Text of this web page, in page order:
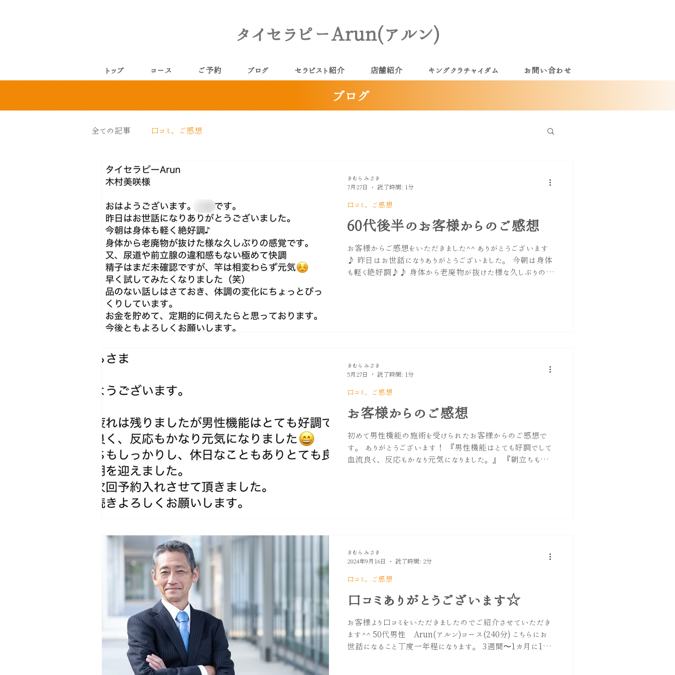
タイセラピーArun(アルン)
トップ コース ご予約 ブログ セラピスト紹介 店舗紹介 キングクラチャイダム お問い合わせ
ブログ
全ての記事 口コミ、ご感想
60代後半のお客様からのご感想
お客様からご感想をいただきました^^ ありがとうございます
♪ 昨日はお世話になりありがとうございました。 今朝は身体
も軽く絶好調♪♪ 身体から老廃物が抜けた様な久しぶりの感
若々しく元気でいたい！』という方が1人でも増えたら嬉しく
思います。 ・疲れにくい身体をつくりたい ・仕事を元気に続
けたい ・趣味や旅行を楽しみたい ・パートナーとの時間を
大切にしたい ・生涯現役でいたい 健康は１日にしてなら
ず。 一緒に健康なこころとからだを育てていきましょう！ ※
陰茎に触れる施術は行なっておりません
口コミ、ご感想
きむら みさき
7月27日
読了時間: 1分
お客様からのご感想
初めて男性機能の施術を受けられたお客様からのご感想で
す。 ありがとうございます！ 『男性機能はとても好調でして
血流良く、反応もかなり元気になりました。』 『朝立ちもしっ
『あんなに効くと思わなかった』 『効果は持続しています』
とのお言葉をいただきました♪ もちろん効果の感じ方には個
人差があります。基本的には1度で根本的に変わるものでは
なく、継続的なメンテナンスと生活習慣の見直しも大切で
す。 ・疲れやストレスで活力が落ちてきた ・なんとなく不調
を感じる ・いつまでも元気でありたい そんな男性のための活
力メンテナンスサロンとして、今後も心を込めて精一杯施術し
てまい
口コミ、ご感想
きむら みさき
5月27日
読了時間: 1分
口コミありがとうございます☆
お客様より口コミをいただきましたのでご紹介させていただき
ます^^ 50代男性 Arun(アルン)コース(240分) こちらにお
世話になること丁度一年程になります。 3週間〜1カ月に1
口コミ、ご感想
きむら みさき
2024年9月16日
読了時間: 2分